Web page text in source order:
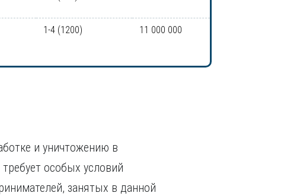
1-4 (1200) 11 000 000
и уничтожению в
особых условий
занятых в данной